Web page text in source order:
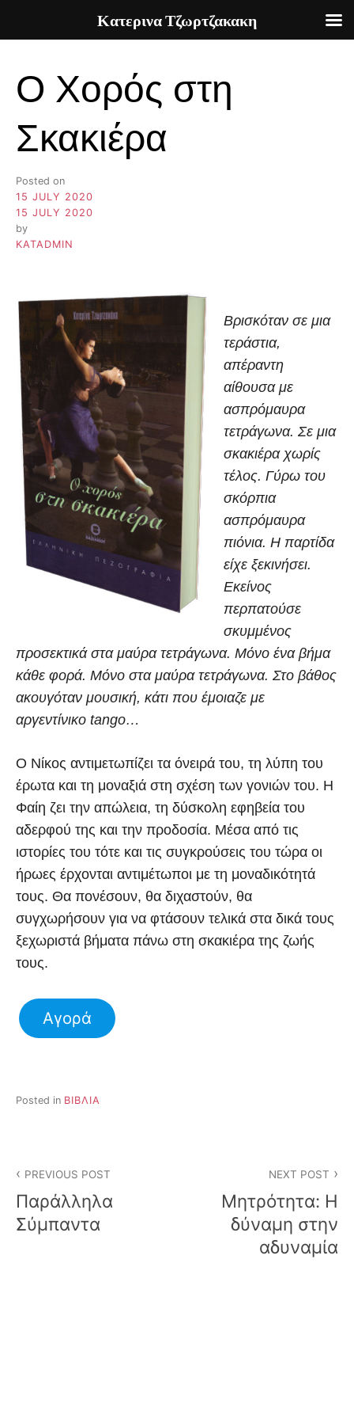
content
Ο Χορός στη
Σκακιέρα
Posted on
15 JULY 2020
15 JULY 2020
by
KATADMIN
Βρισκόταν σε μια
τεράστια,
απέραντη
αίθουσα με
ασπρόμαυρα
τετράγωνα. Σε μια
σκακιέρα χωρίς
τέλος. Γύρω του
σκόρπια
ασπρόμαυρα
πιόνια. Η παρτίδα
είχε ξεκινήσει.
Εκείνος
περπατούσε
σκυμμένος
προσεκτικά στα μαύρα τετράγωνα. Μόνο ένα βήμα
κάθε φορά. Μόνο στα μαύρα τετράγωνα. Στο βάθος
ακουγόταν μουσική, κάτι που έμοιαζε με
αργεντίνικο tango…
Ο Νίκος αντιμετωπίζει τα όνειρά του, τη λύπη του
έρωτα και τη μοναξιά στη σχέση των γονιών του. Η
Φαίη ζει την απώλεια, τη δύσκολη εφηβεία του
αδερφού της και την προδοσία. Μέσα από τις
ιστορίες του τότε και τις συγκρούσεις του τώρα οι
ήρωες έρχονται αντιμέτωποι με τη μοναδικότητά
τους. Θα πονέσουν, θα διχαστούν, θα
συγχωρήσουν για να φτάσουν τελικά στα δικά τους
ξεχωριστά βήματα πάνω στη σκακιέρα της ζωής
τους.
Αγορά
Posted in ΒΙΒΛΙΑ
navigation
PREVIOUS POST
Παράλληλα
Σύμπαντα
NEXT POST
Μητρότητα: Η
δύναμη στην
αδυναμία
Κατερινα Τζωρτζακακη